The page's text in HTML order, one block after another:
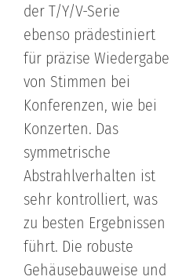
der T/Y/V-Serie
ebenso prädestiniert
für präzise Wiedergabe
von Stimmen bei
Konferenzen, wie bei
Konzerten. Das
symmetrische
Abstrahlverhalten ist
sehr kontrolliert, was
zu besten Ergebnissen
führt. Die robuste
Gehäusebauweise und